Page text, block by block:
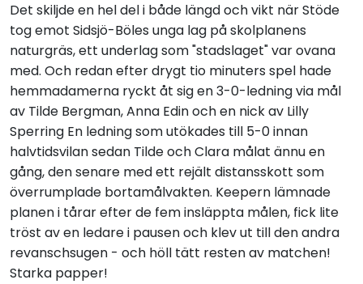
Det skiljde en hel del i både längd och vikt när Stöde
tog emot Sidsjö-Böles unga lag på skolplanens
naturgräs, ett underlag som "stadslaget" var ovana
med. Och redan efter drygt tio minuters spel hade
hemmadamerna ryckt åt sig en 3-0-ledning via mål
av Tilde Bergman, Anna Edin och en nick av Lilly
Sperring En ledning som utökades till 5-0 innan
halvtidsvilan sedan Tilde och Clara målat ännu en
gång, den senare med ett rejält distansskott som
överrumplade bortamålvakten. Keepern lämnade
planen i tårar efter de fem insläppta målen, fick lite
tröst av en ledare i pausen och klev ut till den andra
revanschsugen - och höll tätt resten av matchen!
Starka papper!